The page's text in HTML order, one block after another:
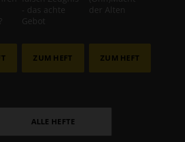
- das achte
Gebot
ZUM HEFT
der Alten
ZUM HEFT
ALLE HEFTE